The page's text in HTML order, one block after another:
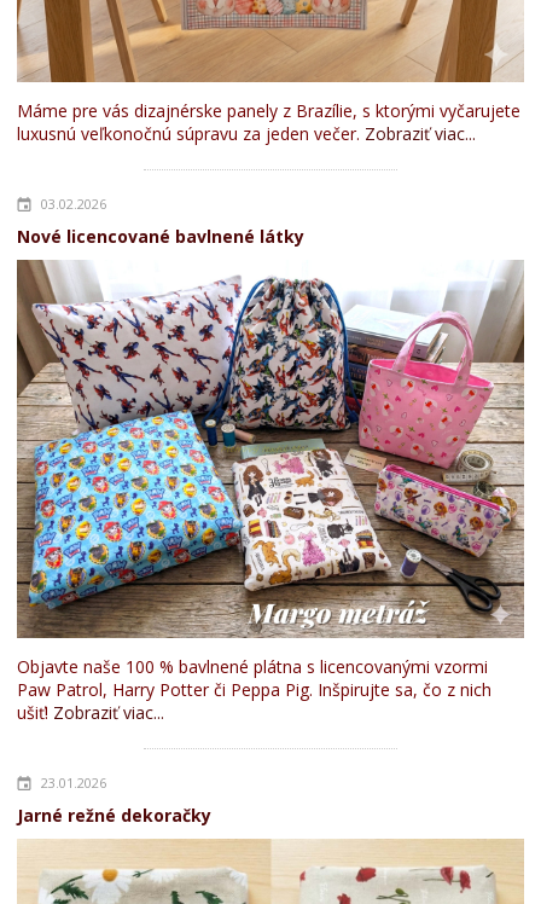
Máme pre vás dizajnérske panely z Brazílie, s ktorými vyčarujete
luxusnú veľkonočnú súpravu za jeden večer. Zobraziť viac...
03.02.2026
Nové licencované bavlnené látky
Objavte naše 100 % bavlnené plátna s licencovanými vzormi
Paw Patrol, Harry Potter či Peppa Pig. Inšpirujte sa, čo z nich
ušiť! Zobraziť viac...
23.01.2026
Jarné režné dekoračky